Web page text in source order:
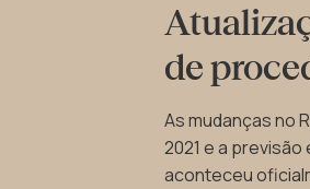
de
As mudanças no
2021 e a
aconteceu